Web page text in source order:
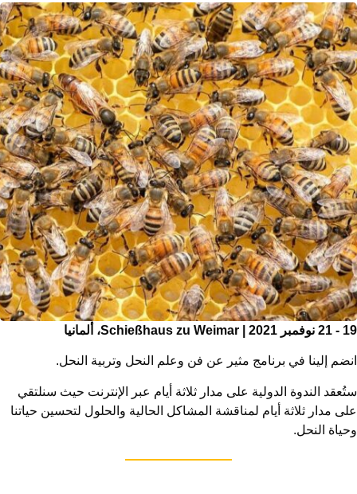
19 - 21 نوفمبر 2021 | Schießhaus zu Weimar، ألمانيا
انضم إلينا في برنامج مثير عن فن وعلم النحل وتربية النحل.
ستُعقد الندوة الدولية على مدار ثلاثة أيام عبر الإنترنت حيث سنلتقي
على مدار ثلاثة أيام لمناقشة المشاكل الحالية والحلول لتحسين حياتنا
وحياة النحل.